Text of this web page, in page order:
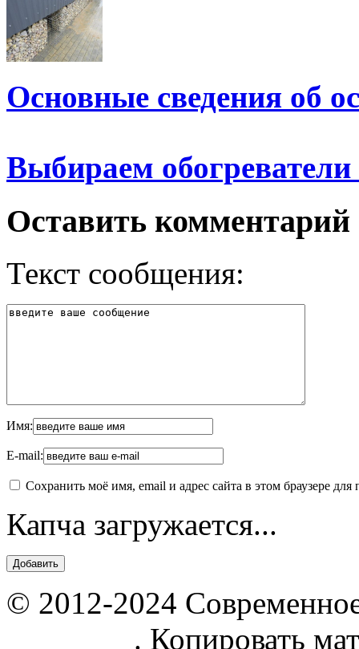
Основные сведения об
Выбираем обогреватели
Оставить комментарий
Текст сообщения:
Имя:
E-mail:
Сохранить моё имя, email и адрес сайта в этом браузере
Капча загружается...
© 2012-2024
. Копировать